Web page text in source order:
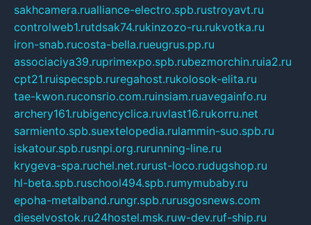
sakhcamera.rualliance-electro.spb.rustroyavt.ru
controlweb1.rutdsak74.rukinzozo-ru.rukvotka.ru
iron-snab.rucosta-bella.rueugrus.pp.ru
associaciya39.ruprimexpo.spb.rubezmorchin.ruia2.ru
cpt21.ruispecspb.ruregahost.rukolosok-elita.ru
tae-kwon.ruconsrio.com.ruinsiam.ruavegainfo.ru
archery161.rubigencyclica.ruvlast16.rukorru.net
sarmiento.spb.suextelopedia.rulammin-suo.spb.ru
iskatour.spb.rusnpi.org.rurunning-line.ru
krygeva-spa.ruchel.net.rurust-loco.rudugshop.ru
hl-beta.spb.ruschool494.spb.rumymubaby.ru
epoha-metalband.rungr.spb.rurusgosnews.com
dieselvostok.ru24hostel.msk.ruw-dev.ruf-ship.ru